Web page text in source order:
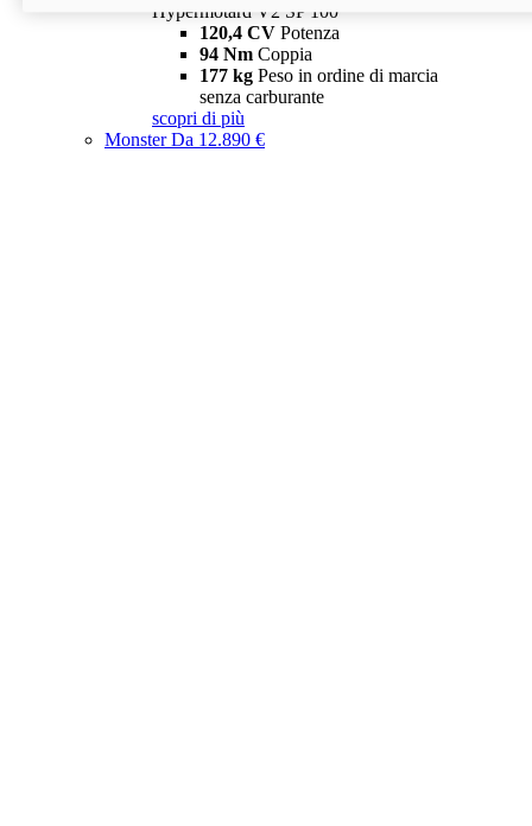
Hypermotard V2 SP 100
120,4 CV Potenza
94 Nm Coppia
177 kg Peso in ordine di marcia
senza carburante
scopri di più
MonsterDa 12.890 €